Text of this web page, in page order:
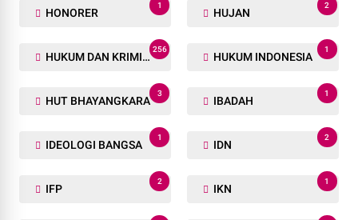
HONORER
1
HUJAN
2
HUKUM DAN KRIMINAL
256
HUKUM INDONESIA
1
HUT BHAYANGKARA
3
IBADAH
1
IDEOLOGI BANGSA
1
IDN
2
IFP
2
IKN
1